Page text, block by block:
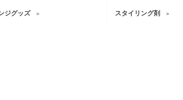
ジグッズ スタイリング剤